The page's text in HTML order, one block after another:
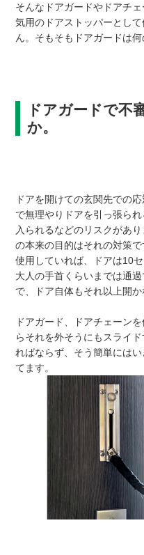
そんなドアガードやドアチ
気用のドアストッパーとし
ん。そもそもドアガードは
ドアガードで不
か。
ドアを開けての玄関先での
で無理やりドアを引っ張ら
入られるなどのリスクがあ
の本来の目的はそれの対策
使用していれば、ドアは10
大人の手首くらいまでは通
で、ドア自体もそれ以上開
ドアガード、ドアチェーン
らそれを外そうにもスライ
ればならず、そう簡単には
てます。